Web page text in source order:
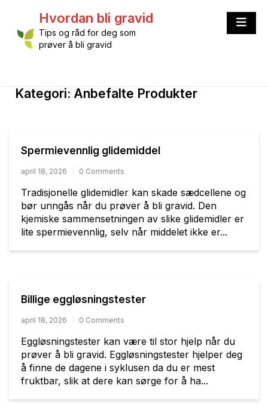
content
Hvordan bli gravid
Tips og råd for deg som
prøver å bli gravid
Kategori: Anbefalte Produkter
Spermievennlig glidemiddel
april 18, 2026 0 Comments
Tradisjonelle glidemidler kan skade sædcellene og
bør unngås når du prøver å bli gravid. Den
kjemiske sammensetningen av slike glidemidler er
lite spermievennlig, selv når middelet ikke er...
Billige eggløsningstester
april 18, 2026 0 Comments
Eggløsningstester kan være til stor hjelp når du
prøver å bli gravid. Eggløsningstester hjelper deg
å finne de dagene i syklusen da du er mest
fruktbar, slik at dere kan sørge for å ha...